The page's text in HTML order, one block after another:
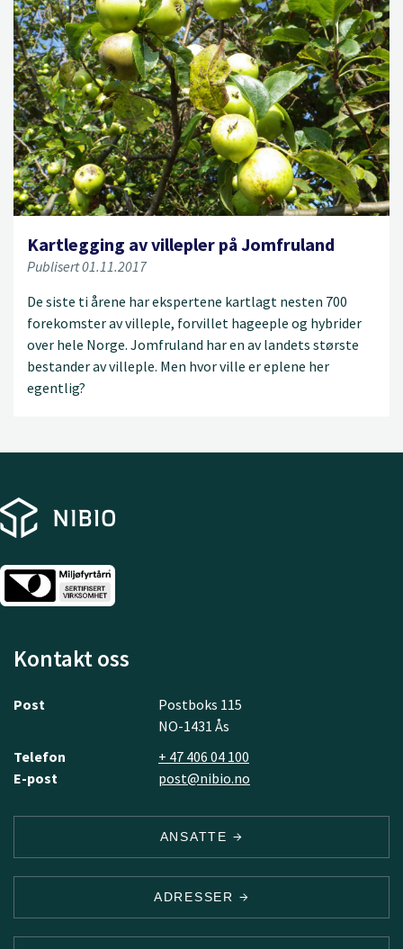
Kartlegging av villepler på Jomfruland
Publisert 01.11.2017
De siste ti årene har ekspertene kartlagt nesten 700
forekomster av villeple, forvillet hageeple og hybrider
over hele Norge. Jomfruland har en av landets største
bestander av villeple. Men hvor ville er eplene her
egentlig?
Kontakt oss
Post
Postboks 115
NO-1431 Ås
Telefon
+ 47 406 04 100
E-post
post@nibio.no
ANSATTE
ADRESSER